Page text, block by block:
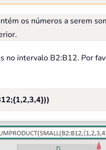
os números a serem
no intervalo B2:B12. Por